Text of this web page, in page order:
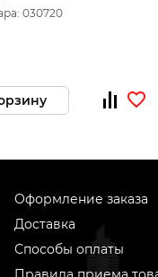
030720
Оформление заказа
Доставка
Способы оплаты